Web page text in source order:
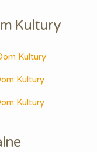
Kultury
Kultury
Kultury
Kultury